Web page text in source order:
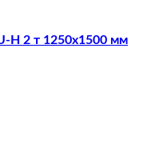
Н 2 т 1250х1500 мм